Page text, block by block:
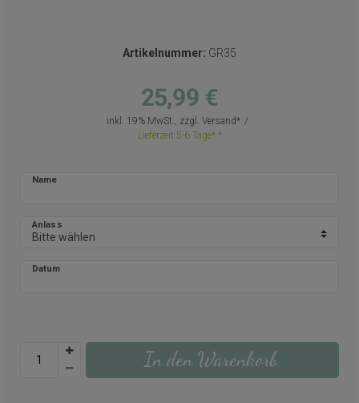
Artikelnummer: GR35
25,99 €
inkl. 19% MwSt., zzgl. Versand
Lieferzeit 5-6 Tage*
Name
Anlass
Datum
In den Warenkorb